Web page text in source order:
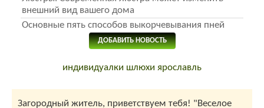
внешний вид вашего дома
Основные пять способов выкорчевывания пней
ДОБАВИТЬ НОВОСТЬ
индивидуалки шлюхи ярославль
Загородный житель, приветствуем тебя! "Веселое